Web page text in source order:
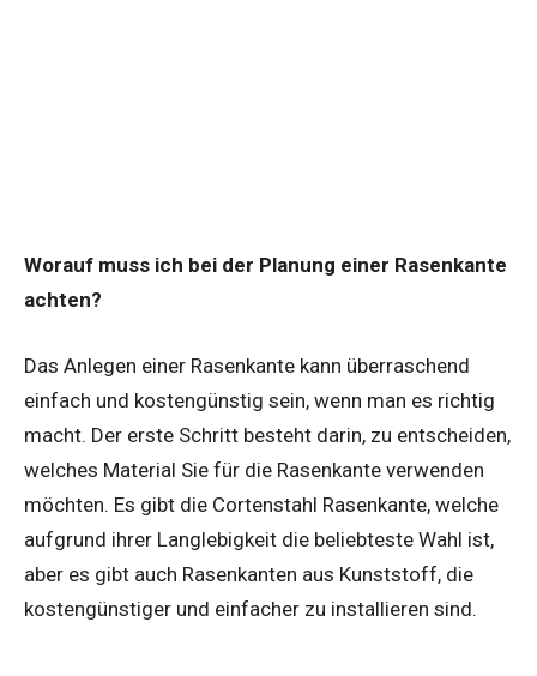
Worauf muss ich bei der Planung einer Rasenkante
achten?
Das Anlegen einer Rasenkante kann überraschend
einfach und kostengünstig sein, wenn man es richtig
macht. Der erste Schritt besteht darin, zu entscheiden,
welches Material Sie für die Rasenkante verwenden
möchten. Es gibt die Cortenstahl Rasenkante, welche
aufgrund ihrer Langlebigkeit die beliebteste Wahl ist,
aber es gibt auch Rasenkanten aus Kunststoff, die
kostengünstiger und einfacher zu installieren sind.